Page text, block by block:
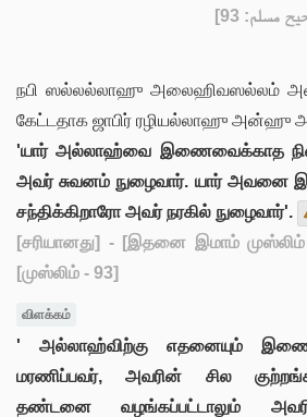
مسلم: 93]
நபி ஸல்லல்லாஹு அலைஹிவஸல்லம்
கேட்டதாக ஜாபிர் ரழியல்லாஹு அன்ஹு
'யார் அல்லாஹ்வை இணைவைக்காத
அவர் சுவனம் நுழைவார். யார் அவனை
சந்திக்கிறாரோ அவர் நரகில் நுழைவார்'.
[சரியானது] - [இதனை இமாம் முஸ்லிம்
[முஸ்லிம் - 93]
விளக்கம்
' அல்லாஹ்விற்கு எதனையும்
மரணிப்பவர், அவரின் சில
தண்டனை வழங்கப்பட்டாலும்